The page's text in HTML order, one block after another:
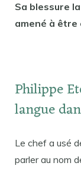
Sa blessure
amené à être
Philippe
langue
Le chef a usé
parler au nom